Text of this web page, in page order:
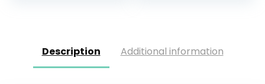
Description Additional information